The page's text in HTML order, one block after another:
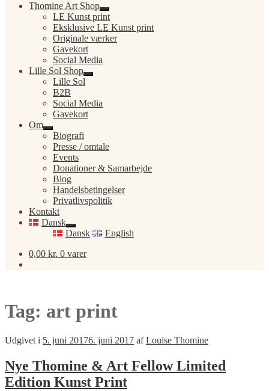
Thomine Art Shop
Udfold
undermenu
LE Kunst print
Eksklusive LE Kunst print
Originale værker
Gavekort
Social Media
Lille Sol Shop
Udfold
Lille Sol
B2B
Social Media
Gavekort
Om
Udfold
undermenu
Biografi
Presse / omtale
Events
Donationer & Samarbejde
Blog
Handelsbetingelser
Privatlivspolitik
Kontakt
Dansk
Udfold
undermenu
Dansk
English
0,00 kr. 0 varer
Tag: art print
Udgivet i 5. juni 20176. juni 2017 afLouise Thomine
Nye Thomine & Art Fellow Limited
Edition Kunst Print